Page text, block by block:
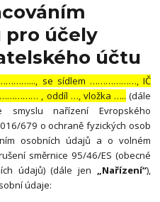
pro účely
účtu
se sídlem ………………, IČ
, oddíl …, vložka ….. (dále
nařízení Evropského
679 o ochraně fyzických osob
osobních údajů a o volném
směrnice 95/46/ES (obecné
údajů) (dále jen
„Nařízení“),
údaje: